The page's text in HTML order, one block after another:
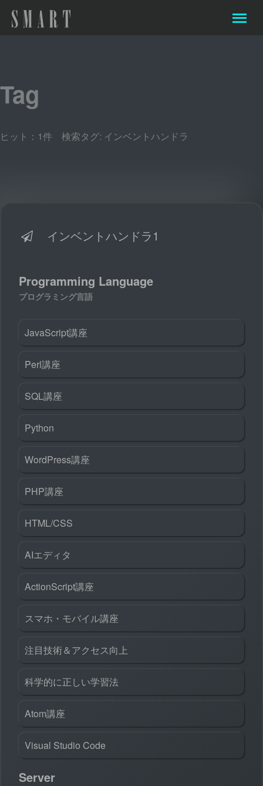
Tag
ヒット：1件 検索タグ: インベントハンドラ
インベントハンドラ1
Programming Language
プログラミング言語
JavaScript講座
Perl講座
SQL講座
Python
WordPress講座
PHP講座
HTML/CSS
AIエディタ
ActionScript講座
スマホ・モバイル講座
注目技術＆アクセス向上
科学的に正しい学習法
Atom講座
Visual Studio Code
Server